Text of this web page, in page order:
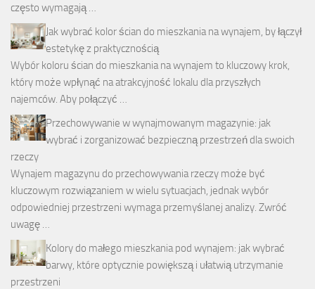
często wymagają …
Jak wybrać kolor ścian do mieszkania na wynajem, by łączył
estetykę z praktycznością
Wybór koloru ścian do mieszkania na wynajem to kluczowy krok,
który może wpłynąć na atrakcyjność lokalu dla przyszłych
najemców. Aby połączyć …
Przechowywanie w wynajmowanym magazynie: jak
wybrać i zorganizować bezpieczną przestrzeń dla swoich
rzeczy
Wynajem magazynu do przechowywania rzeczy może być
kluczowym rozwiązaniem w wielu sytuacjach, jednak wybór
odpowiedniej przestrzeni wymaga przemyślanej analizy. Zwróć
uwagę …
Kolory do małego mieszkania pod wynajem: jak wybrać
barwy, które optycznie powiększą i ułatwią utrzymanie
przestrzeni